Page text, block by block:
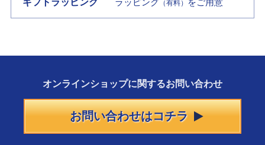
（有料）
オンラインショップに関するお問い合わせ
お問い合わせはコチラ